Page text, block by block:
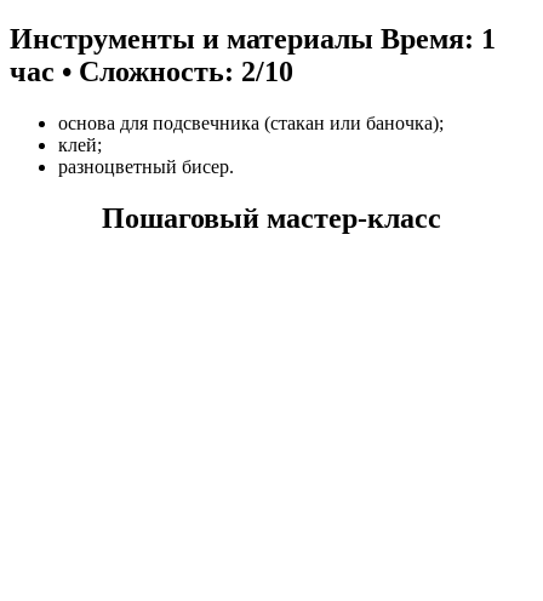
Инструменты и материалы Время: 1
час • Сложность: 2/10
основа для подсвечника (стакан или баночка);
клей;
разноцветный бисер.
Пошаговый мастер-класс